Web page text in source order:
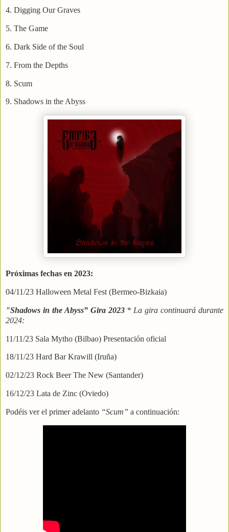
4. Digging Our Graves
5. The Game
6. Dark Side of the Soul
7. From the Depths
8. Scum
9. Shadows in the Abyss
Próximas fechas en 2023:
04/11/23 Halloween Metal Fest (Bermeo-Bizkaia)
"Shadows in the Abyss” Gira 2023* La gira continuará durante
2024:
11/11/23 Sala Mytho (Bilbao) Presentación oficial
18/11/23 Hard Bar Krawill (Iruña)
02/12/23 Rock Beer The New (Santander)
16/12/23 Lata de Zinc (Oviedo)
Podéis ver el primer adelanto “Scum” a continuación: